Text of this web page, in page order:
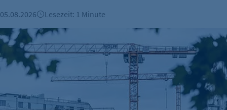
Cookie Laufzeit:
1 Jahr
05.08.2026 Lesezeit: 1 Minute
Berliner Immobilienmarkt 2025: Mehr Verkäufe und stabile